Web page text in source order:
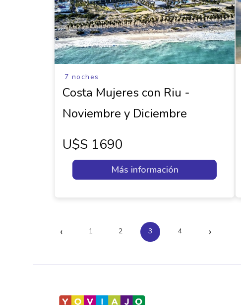
7 noches
Costa Mujeres con Riu -
Noviembre y Diciembre
U$s 1690
Más información
‹ 1 2 3 4 ›